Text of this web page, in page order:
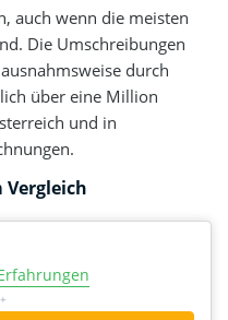
auch wenn die meisten
Die Umschreibungen
durch
über eine Million
und in
Vergleich